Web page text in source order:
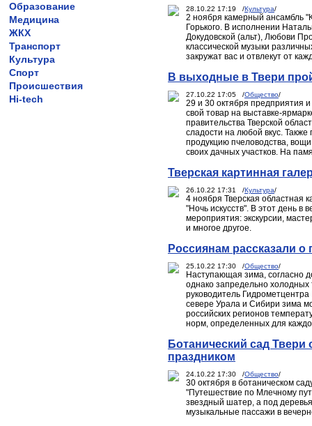
Образование
Медицина
ЖКХ
Транспорт
Культура
Спорт
Происшествия
Hi-tech
28.10.22 17:19 /Культура/
2 ноября камерный ансамбль
Горького. В исполнении
Докудовской (альт), Любови
классической музыки
закружат вас и отвлекут от
В выходные в Твери
27.10.22 17:05 /Общество/
29 и 30 октября предприятия
свой товар на выставке-
правительства Тверской
сладости на любой вкус.
продукцию пчеловодства,
своих дачных участков. На
Тверская картинная
26.10.22 17:31 /Культура/
4 ноября Тверская областная
"Ночь искусств". В этот день в
мероприятия: экскурсии,
и многое другое.
Россиянам рассказали
25.10.22 17:30 /Общество/
Наступающая зима, согласно
однако запредельно
руководитель
севере Урала и Сибири зима
российских регионов
норм, определенных для
Ботанический сад
праздником
24.10.22 17:30 /Общество/
30 октября в ботаническом
"Путешествие по Млечному
звездный шатер, а под
музыкальные пассажи в